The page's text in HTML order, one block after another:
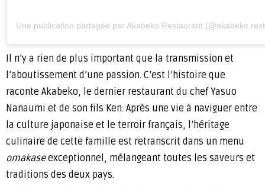
Une publication partagée par Akabeko Restaurant
Il n’y a rien de plus important que la transmission et
l’aboutissement d’une passion. C’est l’histoire que
raconte Akabeko, le dernier restaurant du chef Yasuo
Nanaumi et de son fils Ken. Après une vie à naviguer entre
la culture japonaise et le terroir français, l’héritage
culinaire de cette famille est retranscrit dans un menu
omakaseexceptionnel, mélangeant toutes les saveurs et
traditions des deux pays.